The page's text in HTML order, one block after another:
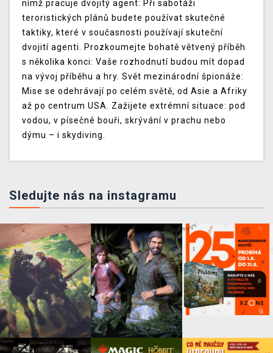
nímž pracuje dvojitý agent: Při sabotáži
teroristických plánů budete používat skutečné
taktiky, které v současnosti používají skuteční
dvojití agenti. Prozkoumejte bohatě větvený příběh
s několika konci: Vaše rozhodnutí budou mít dopad
na vývoj příběhu a hry. Svět mezinárodní špionáže:
Mise se odehrávají po celém světě, od Asie a Afriky
až po centrum USA. Zažijete extrémní situace: pod
vodou, v písečné bouři, skrývání v prachu nebo
dýmu – i skydiving.
Sledujte nás na instagramu